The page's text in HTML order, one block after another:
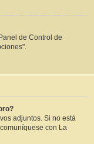
de Control de
adjuntos. Si no está
con La